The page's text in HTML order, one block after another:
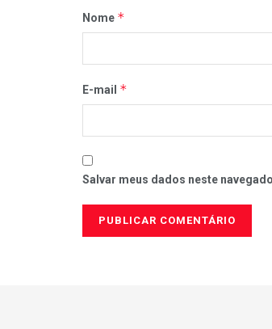
Nome *
E-mail *
Salvar meus dados neste